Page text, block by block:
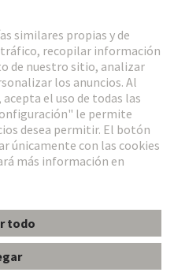
de cookies